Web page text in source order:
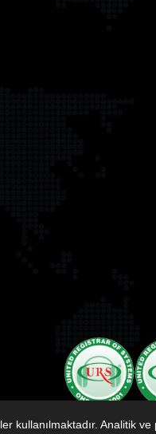
kullanılmaktadır. Analitik